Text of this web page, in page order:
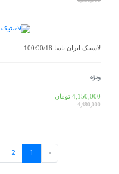
لاستیک ایران یاسا 100/90/18
ویژه
4,150,000 تومان
4,480,000
‹
1
2